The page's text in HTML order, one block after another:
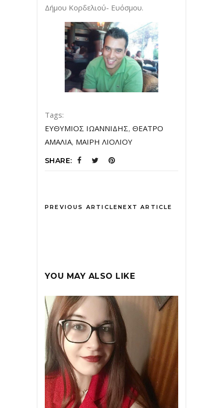
Δήμου Κορδελιού- Ευόσμου.
Tags:
ΕΥΘΥΜΙΟΣ ΙΩΑΝΝΙΔΗΣ, ΘΕΑΤΡΟ
ΑΜΑΛΙΑ, ΜΑΙΡΗ ΛΙΟΛΙΟΥ
SHARE:
PREVIOUS ARTICLENEXT ARTICLE
YOU MAY ALSO LIKE